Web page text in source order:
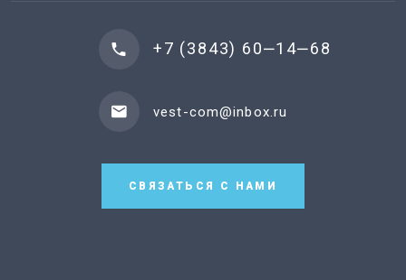
+7 (3843) 60‒14‒68
vest-com@inbox.ru
СВЯЗАТЬСЯ С НАМИ